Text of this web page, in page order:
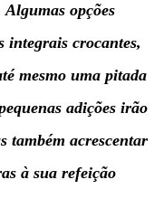
opções
integrais crocantes,
mesmo uma pitada
adições irão
também acrescentar
à sua refeição